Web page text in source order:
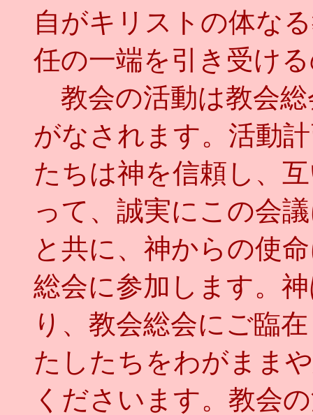
自がキリストの体な
任の一端を引き受け
教会の活動は教会総
がなされます。活動
たちは神を信頼し、
って、誠実にこの会
と共に、神からの使
総会に参加します。
り、教会総会にご臨
たしたちをわがまま
くださいます。教会